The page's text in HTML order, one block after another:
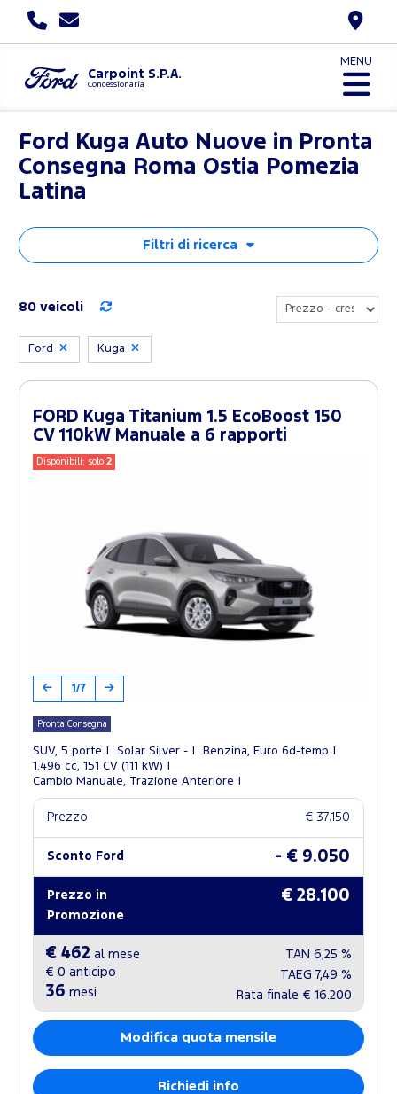
Carpoint S.P.A.
Concessionaria
MENU
Ford Kuga Auto Nuove in Pronta
Consegna Roma Ostia Pomezia
Latina
Filtri di ricerca
80 veicoli
Ford Kuga
FORD Kuga Titanium 1.5 EcoBoost 150
CV 110kW Manuale a 6 rapporti
Disponibili: solo2
1/7
Pronta Consegna
SUV, 5 porte Solar Silver -
Benzina, Euro 6d-temp
1.496 cc, 151 CV (111 kW)
Cambio Manuale, Trazione Anteriore
Prezzo € 37.150
Sconto Ford - € 9.050
Prezzo in
Promozione
€ 28.100
€ 462 al mese
€ 0 anticipo
36 mesi
TAN 6,25 %
TAEG 7,49 %
Rata finale € 16.200
Modifica quota mensile
Richiedi info